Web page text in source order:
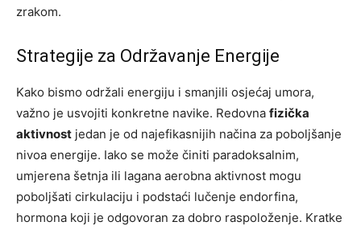
zrakom.
Strategije za Održavanje Energije
Kako bismo održali energiju i smanjili osjećaj umora,
važno je usvojiti konkretne navike. Redovna fizička
aktivnost jedan je od najefikasnijih načina za poboljšanje
nivoa energije. Iako se može činiti paradoksalnim,
umjerena šetnja ili lagana aerobna aktivnost mogu
poboljšati cirkulaciju i podstaći lučenje endorfina,
hormona koji je odgovoran za dobro raspoloženje. Kratke